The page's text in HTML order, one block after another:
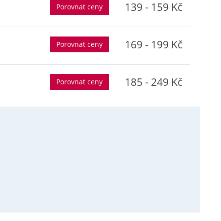
Porovnat ceny 139 - 159 Kč
Porovnat ceny 169 - 199 Kč
Porovnat ceny 185 - 249 Kč